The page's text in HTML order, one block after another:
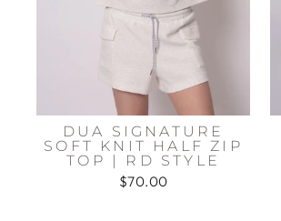
DUA SIGNATURE
SOFT KNIT HALF ZIP
TOP | RD STYLE
$70.00